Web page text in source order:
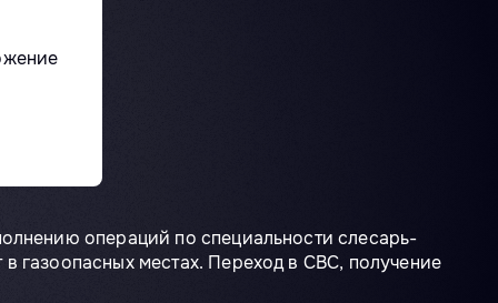
операций по специальности слесарь-
газоопасных местах. Переход в СВС, получение